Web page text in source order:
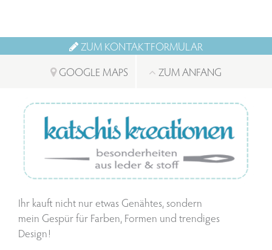
ZUM KONTAKTFORMULAR
GOOGLE MAPS
ZUM ANFANG
Ihr kauft nicht nur etwas Genähtes, sondern
mein Gespür für Farben, Formen und trendiges
Design!